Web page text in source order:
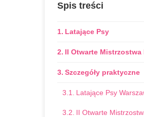
Spis treści
Latające Psy
II Otwarte
Szczegóły praktyczne
Latające Psy
II Otwarte